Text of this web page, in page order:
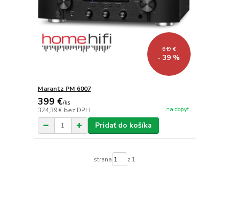
649 €
- 39 %
Marantz PM 6007
399 €/ks
324,39 € bez DPH na dopyt
Pridať do košíka
strana z 1